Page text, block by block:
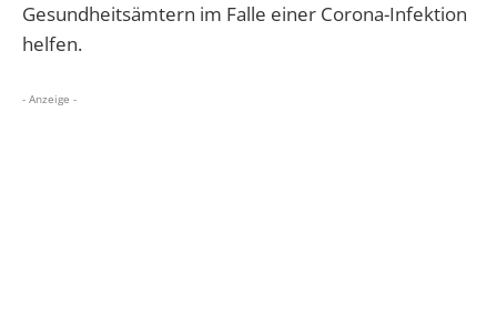
Gesundheitsämtern im Falle einer Corona-Infektion
helfen.
- Anzeige -